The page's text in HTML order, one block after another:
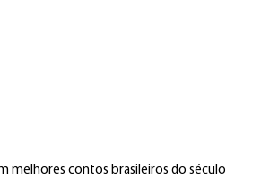
melhores contos brasileiros do século